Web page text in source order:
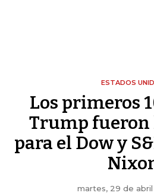
ESTADOS
Los primeros
Trump fueron
para el Dow y
martes, 29 de